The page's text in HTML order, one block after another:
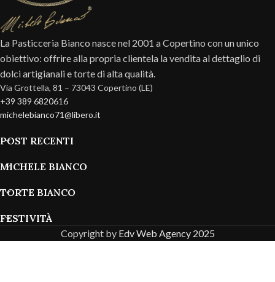
La Pasticceria Bianco nasce nel 2001 a Copertino con un unico
obiettivo: offrire alla propria clientela la vendita al dettaglio di
dolci artigianali e torte di alta qualità.
Via Grottella, 81 – 73043 Copertino (LE)
+39 389 6820616
michelebianco71@libero.it
POST RECENTI
MICHELE BIANCO
TORTE BIANCO
FESTIVITÀ
Copyright by Edv Web Agency 2025